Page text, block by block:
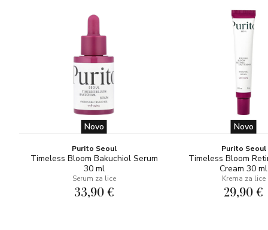
4. Pričekajte da se proizvod upije u kožu, zatim nanesite
preporučeni Environov hidracijski proizvod s vitaminom A.
Novo
Purito Seoul
Timeless Bloom Bakuchiol Serum
30 ml
Serum za lice
33,90 €
Novo
Purito Seoul
Timeless Bloom
Cream 30 ml
Krema za lice
29,90 €